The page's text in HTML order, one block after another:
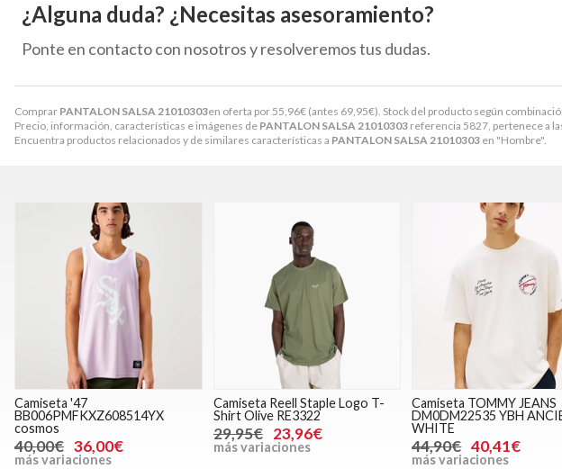
Comprar PANTALON SALSA 21010303en oferta por 55,96€ (antes 69,95€). Stock del producto según
Precio, información, características e imágenes de PANTALON SALSA 21010303 referencia 5827, pertenece a
Encuentra productos relacionados y de similares características a PANTALON SALSA 21010303 en "Hombre".
¿Alguna duda? ¿Necesitas asesoramiento?
Ponte en contacto con nosotros y resolveremos tus dudas.
Camiseta '47
BB006PMFKXZ608514YX
cosmos
40,00€ 36,00€
más variaciones
Camiseta Reell Staple Logo T-
Shirt Olive RE3322
29,95€ 23,96€
más variaciones
Camiseta TOMMY JEANS
DM0DM22535 YBH
WHITE
44,90€ 40,41€
más variaciones